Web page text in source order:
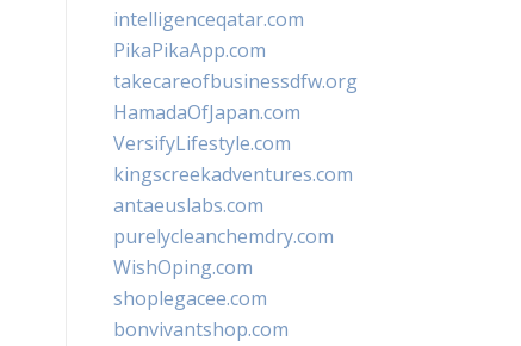
intelligenceqatar.com
PikaPikaApp.com
takecareofbusinessdfw.org
HamadaOfJapan.com
VersifyLifestyle.com
kingscreekadventures.com
antaeuslabs.com
purelycleanchemdry.com
WishOping.com
shoplegacee.com
bonvivantshop.com